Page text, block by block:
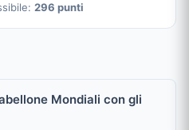
296 punti
Mondiali con gli